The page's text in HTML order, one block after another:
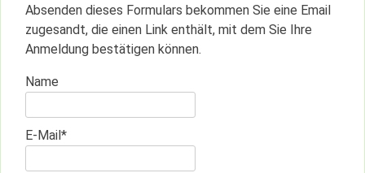
Absenden dieses Formulars bekommen Sie eine Email
zugesandt, die einen Link enthält, mit dem Sie Ihre
Anmeldung bestätigen können.
Name
E-Mail*